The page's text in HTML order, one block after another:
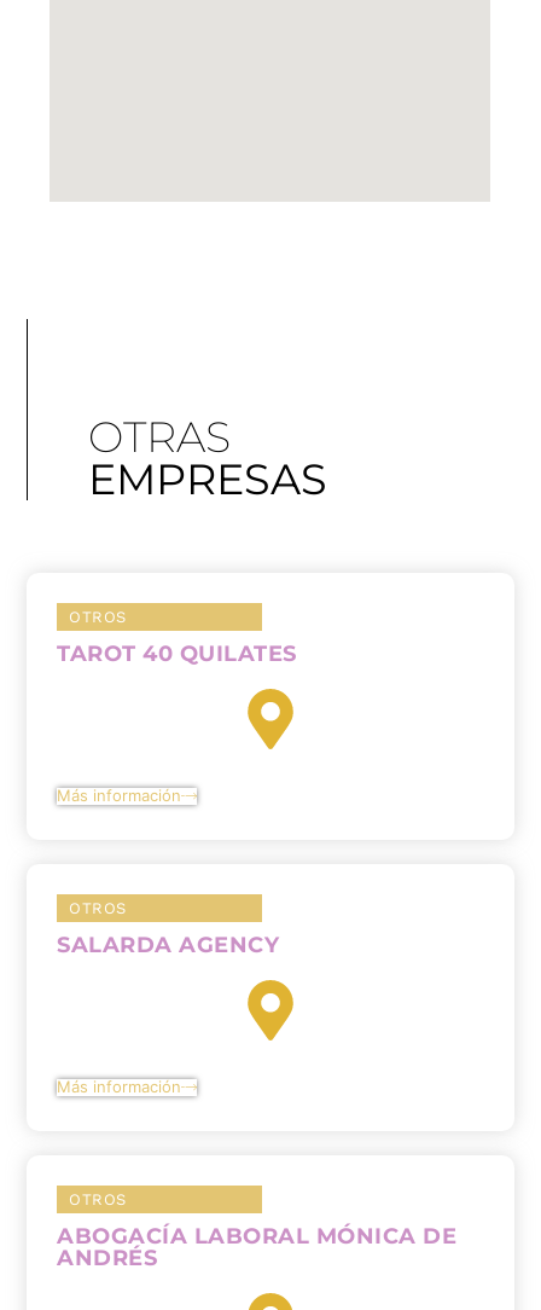
OTRAS
EMPRESAS
OTROS
TAROT 40 QUILATES
Más información
OTROS
SALARDA AGENCY
Más información
OTROS
ABOGACÍA LABORAL MÓNICA DE
ANDRÉS